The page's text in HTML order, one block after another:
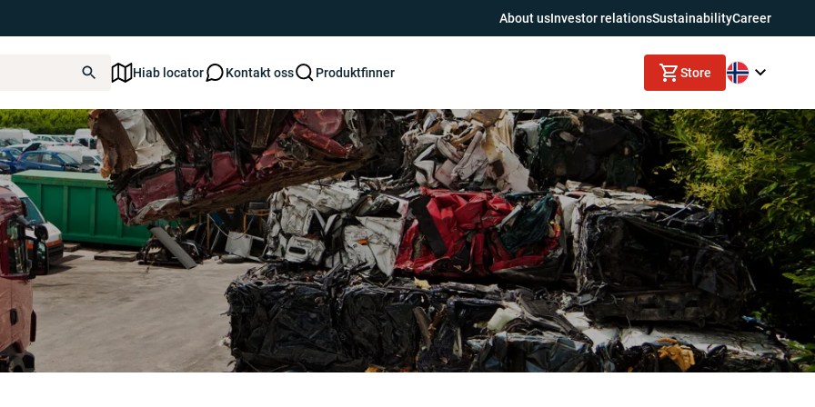
About usInvestor relationsSustainabilityCareer
Hiab locator Kontakt oss Produktfinner Store